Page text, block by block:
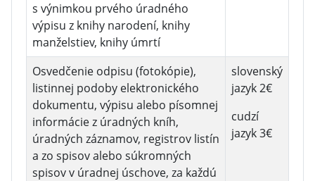
s výnimkou prvého úradného
výpisu z knihy narodení, knihy
manželstiev, knihy úmrtí
Osvedčenie odpisu (fotokópie),
listinnej podoby elektronického
dokumentu, výpisu alebo písomnej
informácie z úradných kníh,
úradných záznamov, registrov listín
a zo spisov alebo súkromných
spisov v úradnej úschove, za každú
slovenský
jazyk 2€
cudzí
jazyk 3€